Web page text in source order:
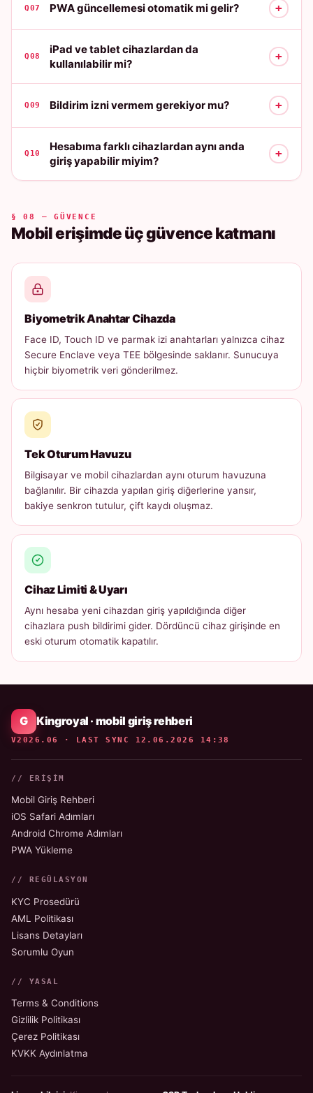
Q07 PWA güncellemesi otomatik mi gelir? +
Q08
iPad ve tablet cihazlardan da
kullanılabilir mi?
+
Q09 Bildirim izni vermem gerekiyor mu? +
Q10
Hesabıma farklı cihazlardan aynı anda
giriş yapabilir miyim?
+
§ 08 — GÜVENCE
Mobil erişimde üç güvence katmanı
Biyometrik Anahtar Cihazda
Face ID, Touch ID ve parmak izi anahtarları yalnızca cihaz
Secure Enclave veya TEE bölgesinde saklanır. Sunucuya
hiçbir biyometrik veri gönderilmez.
Tek Oturum Havuzu
Bilgisayar ve mobil cihazlardan aynı oturum havuzuna
bağlanılır. Bir cihazda yapılan giriş diğerlerine yansır,
bakiye senkron tutulur, çift kaydı oluşmaz.
Cihaz Limiti & Uyarı
Aynı hesaba yeni cihazdan giriş yapıldığında diğer
cihazlara push bildirimi gider. Dördüncü cihaz girişinde en
eski oturum otomatik kapatılır.
Kingroyal · mobil giriş rehberi
V2026.06 · LAST SYNC 12.06.2026 14:38
// ERIŞIM
Mobil Giriş Rehberi
iOS Safari Adımları
Android Chrome Adımları
PWA Yükleme
// REGÜLASYON
KYC Prosedürü
AML Politikası
Lisans Detayları
Sorumlu Oyun
// YASAL
Terms & Conditions
Gizlilik Politikası
Çerez Politikası
KVKK Aydınlatma